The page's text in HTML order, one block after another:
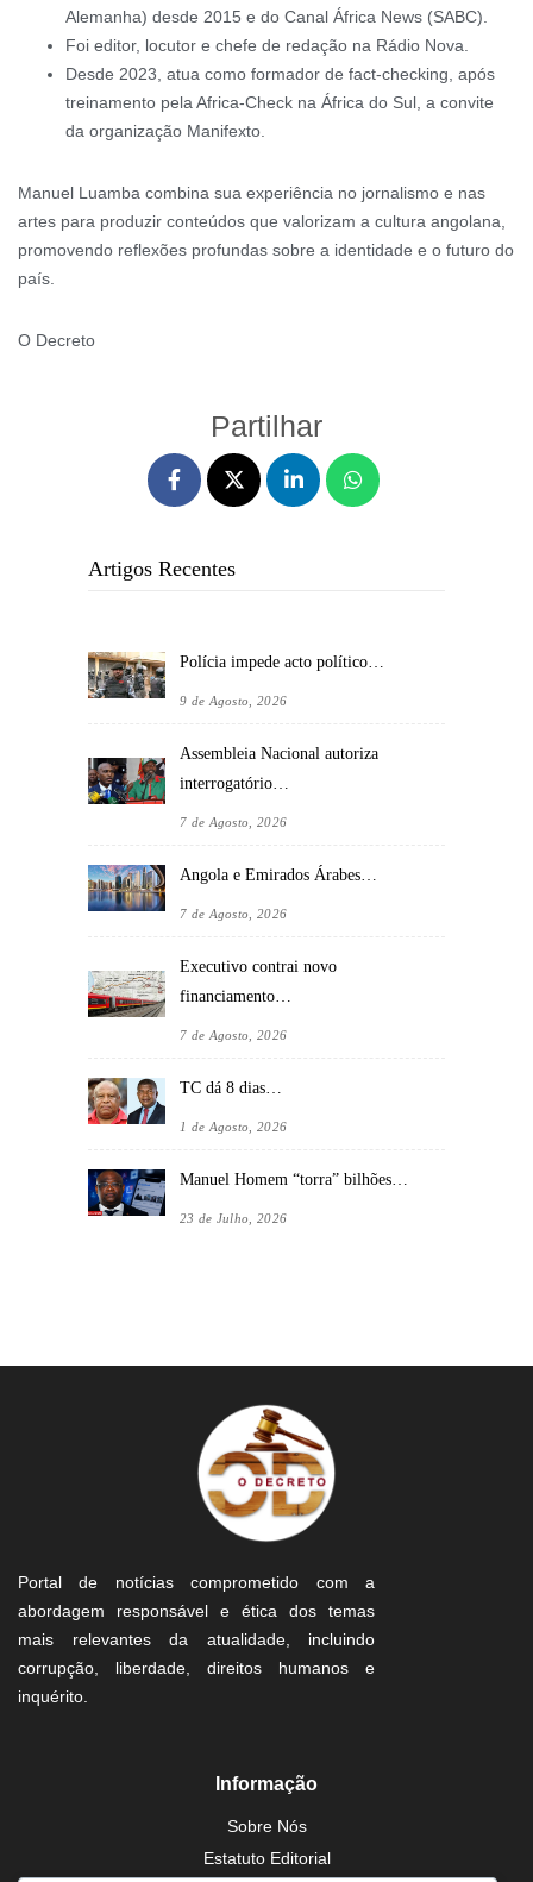
Alemanha) desde 2015 e do Canal África News (SABC).
Foi editor, locutor e chefe de redação na Rádio Nova.
Desde 2023, atua como formador de fact-checking, após
treinamento pela Africa-Check na África do Sul, a convite
da organização Manifexto.
Manuel Luamba combina sua experiência no jornalismo e nas
artes para produzir conteúdos que valorizam a cultura angolana,
promovendo reflexões profundas sobre a identidade e o futuro do
país.
O Decreto
Partilhar
Artigos Recentes
Polícia impede acto político…
9 de Agosto, 2026
Assembleia Nacional autoriza
interrogatório…
7 de Agosto, 2026
Angola e Emirados Árabes…
7 de Agosto, 2026
Executivo contrai novo
financiamento…
7 de Agosto, 2026
TC dá 8 dias…
1 de Agosto, 2026
Manuel Homem “torra” bilhões…
23 de Julho, 2026
Portal de notícias comprometido com a
abordagem responsável e ética dos temas
mais relevantes da atualidade, incluindo
corrupção, liberdade, direitos humanos e
inquérito.
Informação
Sobre Nós
Estatuto Editorial